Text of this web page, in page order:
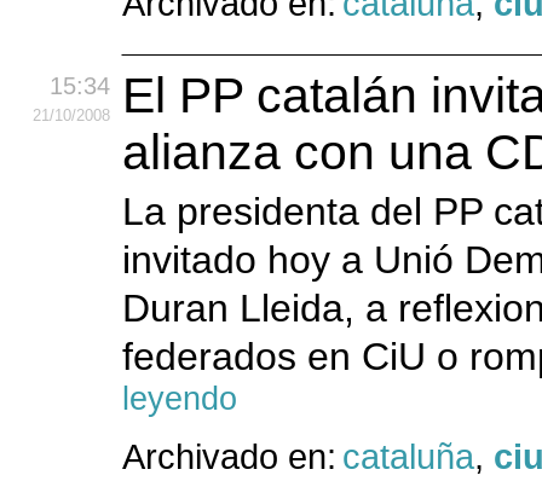
15:34
21/10/2008
El PP catalán
alianza con una
La presidenta del PP
invitado hoy a Unió
Duran Lleida, a
federados en CiU o
leyendo
Archivado en: cataluña,